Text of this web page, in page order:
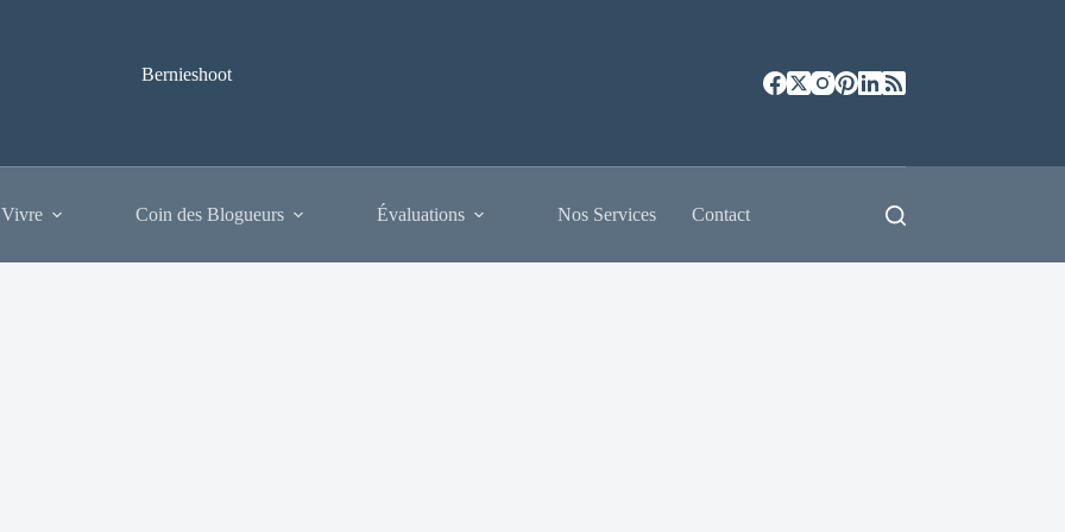
Bernieshoot
Coin des Blogueurs Évaluations Nos Services Contact